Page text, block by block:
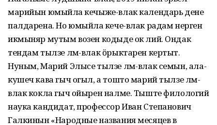
марийын юмыйӱла кечыже-влак календарь дене
палдарена. Но юмыйӱла кече-влак радам нерген
икмыняр мутым возен кодыде ок лий. Ондак
тендам тылзе лӱм-влак ӧрыктарен кертыт.
Нуным, Марий Элысе тылзе лӱм-влак семын, ала-
кушеч кава гыч огыл, а тошто марий тылзе лӱм-
влак кокла гыч ойырен налме. Тыште филологий
наука кандидат, профессор Иван Степанович
Галкинын «Народные названия месяцев в